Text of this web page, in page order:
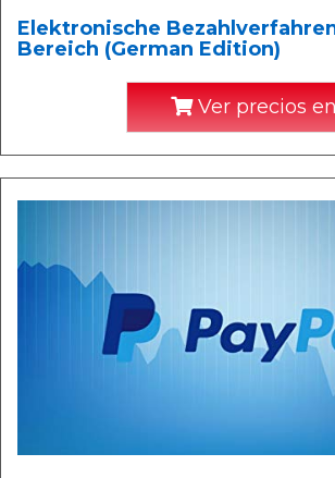
Elektronische
Bereich (German Edition)
Ver precios